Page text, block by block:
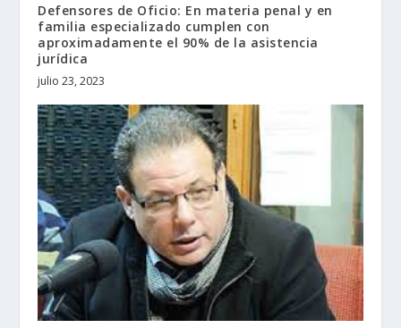
Defensores de Oficio: En materia penal y en
familia especializado cumplen con
aproximadamente el 90% de la asistencia
jurídica
julio 23, 2023